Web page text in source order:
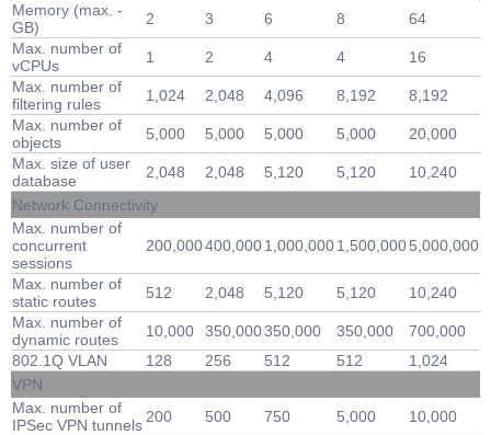
Memory (max. -
GB)
2 3 6 8
64
Max. number of
vCPUs
1 2 4 4
16
Max. number of
filtering rules
1,024 2,048 4,096 8,192
8,192
Max. number of
objects
5,000 5,000 5,000 5,000
20,000
Max. size of user
database
2,048 2,048 5,120 5,120
10,240
Network Connectivity
Max. number of
concurrent
sessions
200,000400,0001,000,0001,500,0005,000,000
Max. number of
static routes
512 2,048 5,120 5,120
10,240
Max. number of
dynamic routes
10,000 350,000350,000 350,000
700,000
802.1Q VLAN
128 256 512 512
1,024
VPN
Max. number of
IPSec VPN tunnels 200 500 750 5,000
10,000